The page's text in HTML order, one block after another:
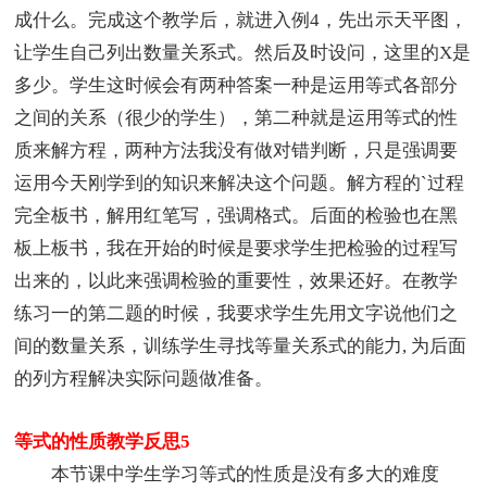
成什么。完成这个教学后，就进入例4，先出示天平图，
让学生自己列出数量关系式。然后及时设问，这里的X是
多少。学生这时候会有两种答案一种是运用等式各部分
之间的关系（很少的学生），第二种就是运用等式的性
质来解方程，两种方法我没有做对错判断，只是强调要
运用今天刚学到的知识来解决这个问题。解方程的`过程
完全板书，解用红笔写，强调格式。后面的检验也在黑
板上板书，我在开始的时候是要求学生把检验的过程写
出来的，以此来强调检验的重要性，效果还好。在教学
练习一的第二题的时候，我要求学生先用文字说他们之
间的数量关系，训练学生寻找等量关系式的能力, 为后面
的列方程解决实际问题做准备。
等式的性质教学反思5
本节课中学生学习等式的性质是没有多大的难度